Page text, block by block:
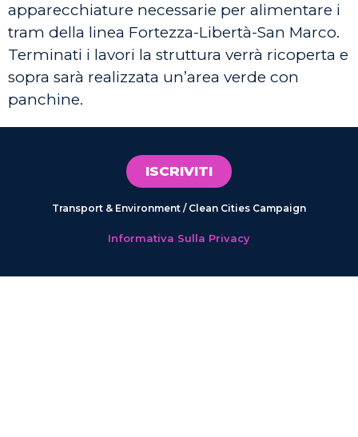
apparecchiature necessarie per alimentare i
tram della linea Fortezza-Libertà-San Marco.
Terminati i lavori la struttura verrà ricoperta e
sopra sarà realizzata un’area verde con
panchine.
ISCRIVITI
Transport & Environment / Clean Cities Campaign
Informativa Sulla Privacy